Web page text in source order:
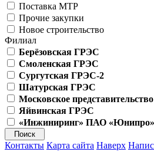
Поставка МТР
Прочие закупки
Новое строительство
Филиал
Берёзовская ГРЭС
Смоленская ГРЭС
Сургутская ГРЭС-2
Шатурская ГРЭС
Московское представительство
Яйвинская ГРЭС
«Инжиниринг» ПАО «Юнипро»
Контакты Карта сайта Наверх